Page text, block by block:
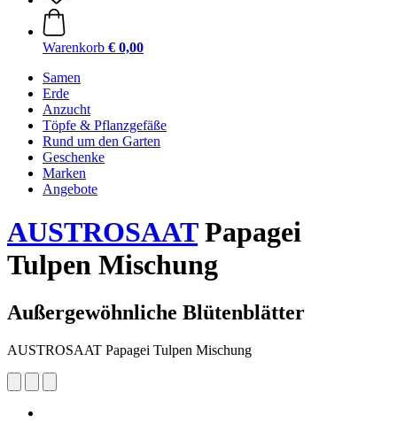
Warenkorb € 0,00
Samen
Erde
Anzucht
Töpfe & Pflanzgefäße
Rund um den Garten
Geschenke
Marken
Angebote
AUSTROSAATPapagei
Tulpen Mischung
Außergewöhnliche Blütenblätter
AUSTROSAAT Papagei Tulpen Mischung